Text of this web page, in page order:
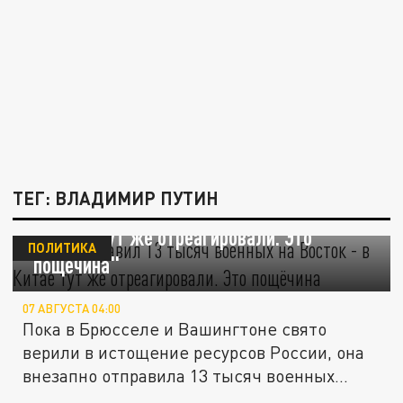
ТЕГ: ВЛАДИМИР ПУТИН
Путин отправил 13 тысяч военных на Восток
- в Китае тут же отреагировали. Это
"пощёчина"
ПОЛИТИКА
07 АВГУСТА 04:00
Пока в Брюсселе и Вашингтоне свято
верили в истощение ресурсов России, она
внезапно отправила 13 тысяч военных...